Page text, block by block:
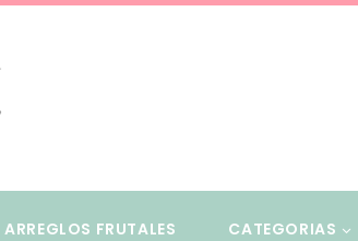
ARREGLOS FRUTALES CATEGORIAS